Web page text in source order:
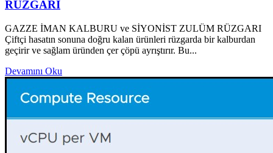
RÜZGARI
GAZZE İMAN KALBURU ve SİYONİST ZULÜM RÜZGARI
Çiftçi hasatın sonuna doğru kalan ürünleri rüzgarda bir kalburdan
geçirir ve sağlam üründen çer çöpü ayrıştırır. Bu...
Devamını Oku